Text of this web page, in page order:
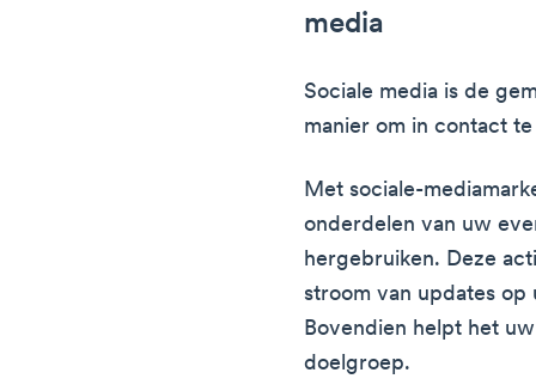
media
Sociale media is de
manier om in contact
Met sociale-
onderdelen van uw
hergebruiken. Deze
stroom van updates op
Bovendien helpt het
doelgroep.